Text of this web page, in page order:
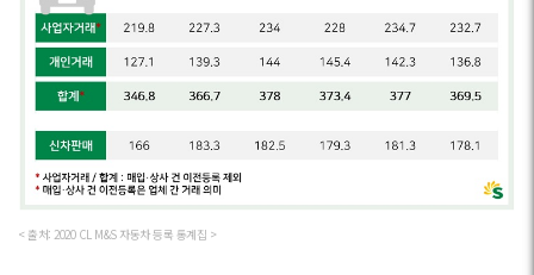
< 출처: 2020 CL M&S 자동차 등록 통계집 >